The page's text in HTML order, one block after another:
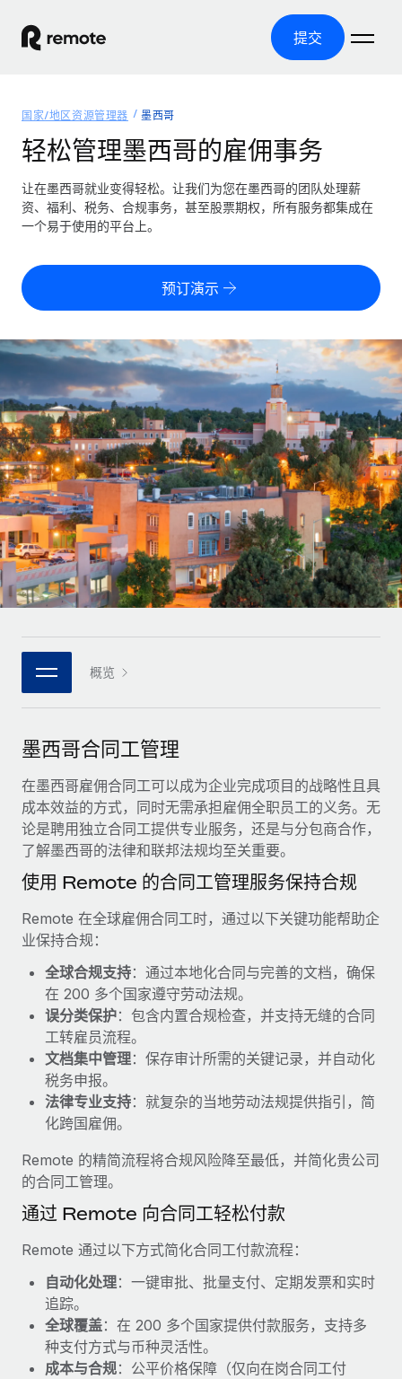
提交
产品
全球招聘
全球薪资管理
轻松运行合规薪资
零实体成本实现全球扩张
全球合规聘用合同工
合同工管理
全球合同工入职与管理
PEO
外包复杂雇佣任务
基础设施
Remote Embedded
将人力资源无缝融入工作流程
团队的内置核心人力资源功能
连接 新的
使用我们的 MCP 将任何人工智能工具与 Remote 平台相连
借助核心业务工具简化流程
服务
咨询专家
简化候选人筛选流程
合规守望台
防范合规风险
设备管理
在全球范围内配置和跟踪 IT 设备
实体设立
快速建立合规实体
人员调配与搬迁
轻松搬迁员工
福利
覆盖全球
美国各州浏览器
Remote 无惧对比
了解我们的竞争优势
成长阶段
初创企业
为成长型企业量身打造的全球敏捷型人力资源与薪资解决方案
中型市场
通过定制化人力资源解决方案扩展团队
企业
与我们携手合作
战略技术合作伙伴
与我们共探合作机遇
Remote Build 即将推出
集成与人工智能自动化咨询
Cultivating a Thriving Remote-First Culture in
Partnership with Remote
At a glance Discover the evolution of TheyDo, a pioneering
journey management platform that has...
了解更多
Reverse Tech's strategic partnership with
Remote for contractor management and
Reverse Tech at a glance Health and wellness startup,
资源
工具与计算器
误分类风险计算工具
员工成本计算器
计算任何国家的员工总成本
合同工薪酬结算计算器
探索全球合同工的结算货币选项与结算速度
通过 REMOTE 学习
研究与指引
案例研究
人力资源术语表
核对表和模板
职位描述库
网络研讨会
活动
新闻室
薪金与人才洞察
洞察中心
获得支持
查看全部资源
博客
Why owned entities are key to maintaining
EOR compliance
As the global workforce continues to expand in response
to the demands of today’s labor market, the...
了解更多
actually looks like
Most teams hear "payroll implementation" and picture a
了解更多
定价
中文（简体）
English
Nederlands
Français
Deutsch
Español
Italiano
Português (Portugal)
日本語
한국어
中文（简体）
登录
国家/地区资源管理器 墨西哥
轻松管理墨西哥的雇佣事务
让在墨西哥就业变得轻松。让我们为您在墨西哥的团队处理薪
资、福利、税务、合规事务，甚至股票期权，所有服务都集成在
一个易于使用的平台上。
预订演示
概览
墨西哥合同工管理
在墨西哥雇佣合同工可以成为企业完成项目的战略性且具
成本效益的方式，同时无需承担雇佣全职员工的义务。无
论是聘用独立合同工提供专业服务，还是与分包商合作，
了解墨西哥的法律和联邦法规均至关重要。
使用 Remote 的合同工管理服务保持合规
Remote 在全球雇佣合同工时，通过以下关键功能帮助企
业保持合规：
全球合规支持：通过本地化合同与完善的文档，确保
在 200 多个国家遵守劳动法规。
误分类保护：包含内置合规检查，并支持无缝的合同
工转雇员流程。
文档集中管理：保存审计所需的关键记录，并自动化
税务申报。
法律专业支持：就复杂的当地劳动法规提供指引，简
化跨国雇佣。
Remote 的精简流程将合规风险降至最低，并简化贵公司
的合同工管理。
通过 Remote 向合同工轻松付款
Remote 通过以下方式简化合同工付款流程：
自动化处理：一键审批、批量支付、定期发票和实时
追踪。
全球覆盖：在 200 多个国家提供付款服务，支持多
种支付方式与币种灵活性。
成本与合规：公平价格保障（仅向在岗合同工付